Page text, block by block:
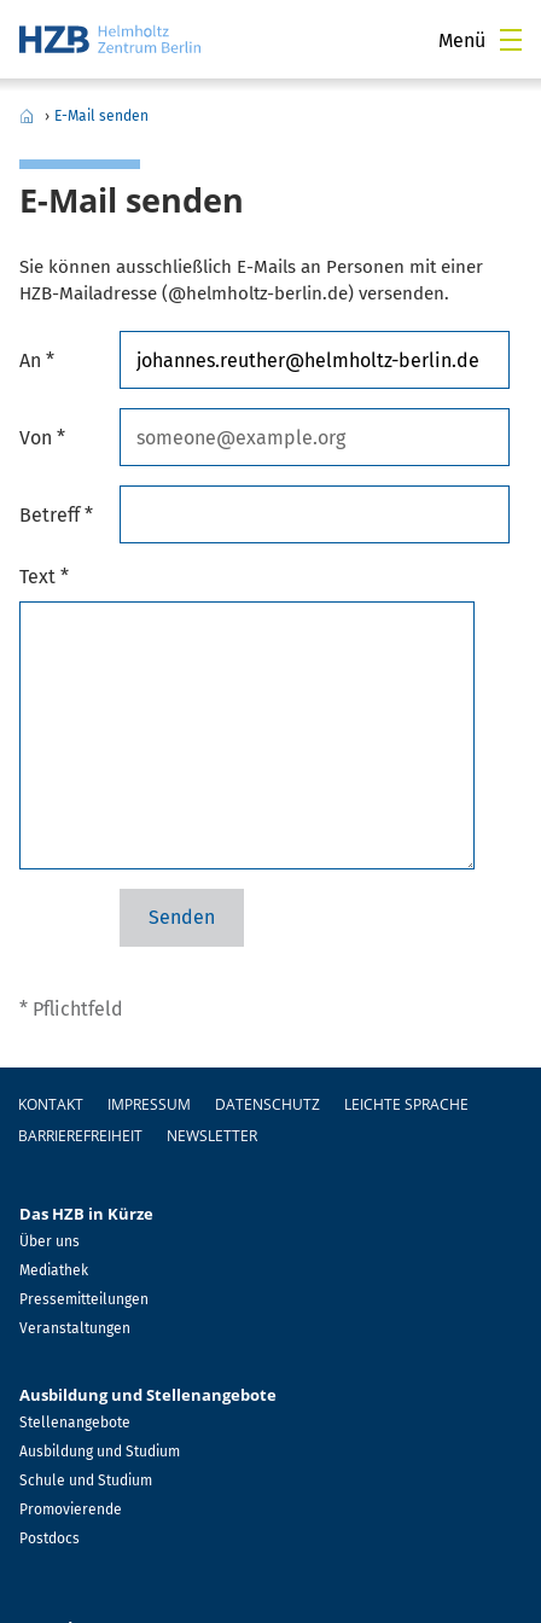
Menü
› E-Mail senden
E-Mail senden
Sie können ausschließlich E-Mails an Personen mit einer
HZB-Mailadresse (@helmholtz-berlin.de) versenden.
An *
Von *
Betreff *
Text *
* Pflichtfeld
Fußzeile
KONTAKT IMPRESSUM DATENSCHUTZ
LEICHTE SPRACHE
BARRIEREFREIHEIT
NEWSLETTER
Das HZB in Kürze
Über uns
Mediathek
Pressemitteilungen
Veranstaltungen
Ausbildung und Stellenangebote
Stellenangebote
Ausbildung und Studium
Schule und Studium
Promovierende
Postdocs